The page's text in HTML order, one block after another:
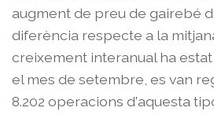
augment de preu de gairebé
diferència respecte a la
creixement interanual ha estat
el mes de setembre, es van
8.202 operacions d'aquesta